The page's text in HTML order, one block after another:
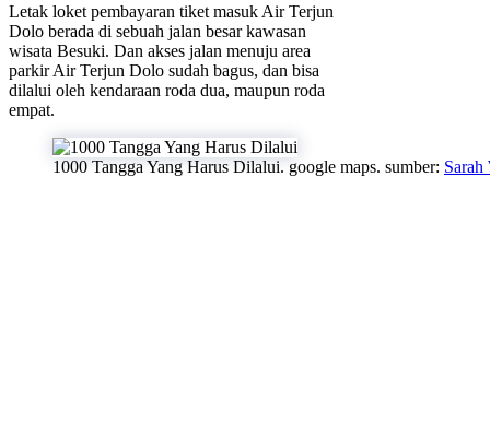
Letak loket pembayaran tiket masuk Air Terjun
Dolo berada di sebuah jalan besar kawasan
wisata Besuki. Dan akses jalan menuju area
parkir Air Terjun Dolo sudah bagus, dan bisa
dilalui oleh kendaraan roda dua, maupun roda
empat.
1000 Tangga Yang Harus Dilalui. google maps. sumber: Sarah